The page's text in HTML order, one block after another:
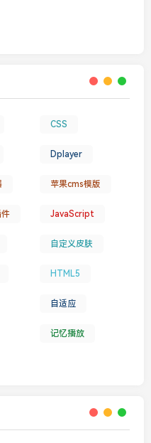
CSS
Dplayer
苹果cms模版
JavaScript
自定义皮肤
HTML5
自适应
记忆播放